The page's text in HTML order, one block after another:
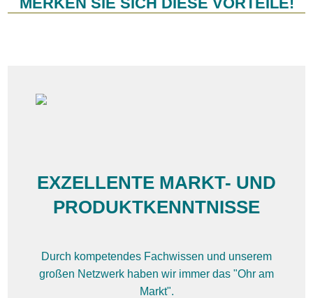
EXZELLENTE MARKT- UND
PRODUKTKENNTNISSE
Durch kompetendes Fachwissen und unserem
großen Netzwerk haben wir immer das "Ohr am
Markt".